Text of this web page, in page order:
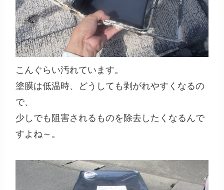
こんぐらい汚れています。
塗膜は低温時、どうしても剥がれやすくなるの
で、
少しでも阻害されるものを除去したくなるんで
すよね～。